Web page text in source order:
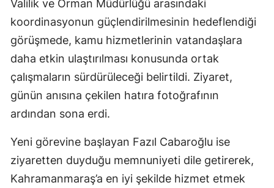
Valilik ve Orman Müdürlüğü arasındaki
koordinasyonun güçlendirilmesinin hedeflendiği
görüşmede, kamu hizmetlerinin vatandaşlara
daha etkin ulaştırılması konusunda ortak
çalışmaların sürdürüleceği belirtildi. Ziyaret,
günün anısına çekilen hatıra fotoğrafının
ardından sona erdi.
Yeni görevine başlayan Fazıl Cabaroğlu ise
ziyaretten duyduğu memnuniyeti dile getirerek,
Kahramanmaraş’a en iyi şekilde hizmet etmek